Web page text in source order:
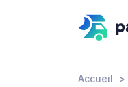
Accueil